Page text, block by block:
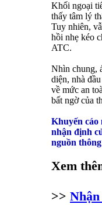
Khối ngoại
thấy tâm lý
Tuy nhiên,
hồi nhẹ kéo
ATC.
Nhìn chung,
diện, nhà
về mức an
bất ngờ của
Khuyến cáo
nhận định
nguồn
Xem
>>